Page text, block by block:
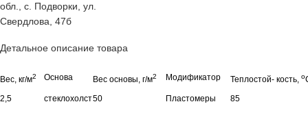
обл., с. Подворки, ул.
Свердлова, 47б
Детальное описание товара
Вес, кг/м2 Основа Вес основы, г/м2 Модификатор Теплостой- кость, о
2,5
стеклохолст50 Пластомеры 85